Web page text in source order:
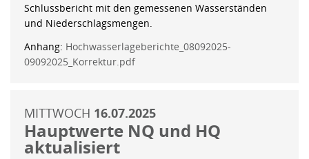
Schlussbericht mit den gemessenen Wasserständen
und Niederschlagsmengen.
Anhang: Hochwasserlageberichte_08092025-
09092025_Korrektur.pdf
MITTWOCH 16.07.2025
Hauptwerte NQ und HQ
aktualisiert